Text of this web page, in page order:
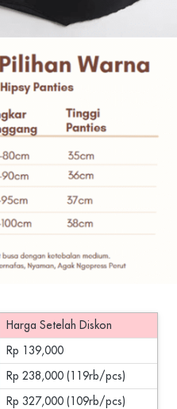
Harga Setelah Diskon
Rp 139,000
Rp 238,000 (119rb/pcs)
Rp 327,000 (109rb/pcs)